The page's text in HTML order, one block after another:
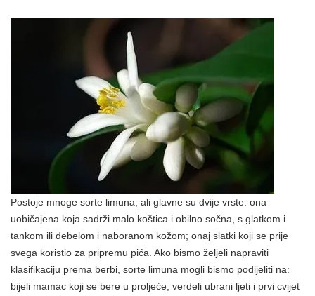
Postoje mnoge sorte limuna, ali glavne su dvije vrste: ona
uobičajena koja sadrži malo koštica i obilno sočna, s glatkom i
tankom ili debelom i naboranom kožom; onaj slatki koji se prije
svega koristio za pripremu pića. Ako bismo željeli napraviti
klasifikaciju prema berbi, sorte limuna mogli bismo podijeliti na:
bijeli mamac koji se bere u proljeće, verdeli ubrani ljeti i prvi cvijet